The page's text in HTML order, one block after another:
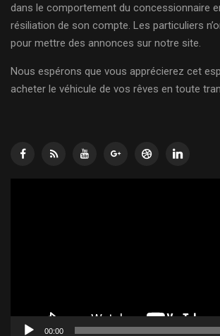
dans le comportement du concessionnaire
résiliation de son compte. Les particuliers
pour mettre des annonces sur notre site.
Nous espérons que vous apprécierez cet
acheter le véhicule de vos rêves en toute
00:00